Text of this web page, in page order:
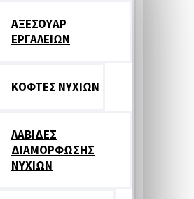
ΑΞΕΣΟΥΑΡ
ΕΡΓΑΛΕΙΩΝ
ΚΟΦΤΕΣ ΝΥΧΙΩΝ
ΛΑΒΙΔΕΣ
ΔΙΑΜΟΡΦΩΣΗΣ
ΝΥΧΙΩΝ